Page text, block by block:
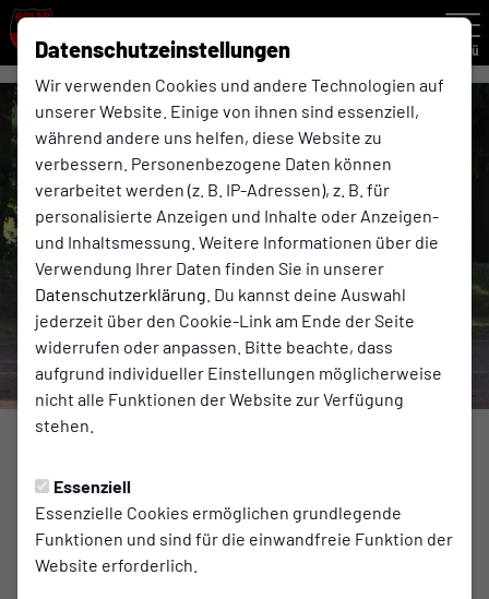
Datenschutzeinstellungen
Wir verwenden Cookies und andere Technologien auf
unserer Website. Einige von ihnen sind essenziell,
während andere uns helfen, diese Website zu
verbessern. Personenbezogene Daten können
verarbeitet werden (z. B. IP-Adressen), z. B. für
personalisierte Anzeigen und Inhalte oder Anzeigen-
und Inhaltsmessung. Weitere Informationen über die
Verwendung Ihrer Daten finden Sie in unserer
Datenschutzerklärung . Du kannst deine Auswahl
jederzeit über den Cookie-Link am Ende der Seite
widerrufen oder anpassen. Bitte beachte, dass
aufgrund individueller Einstellungen möglicherweise
nicht alle Funktionen der Website zur Verfügung
stehen.
Essenziell
Essenzielle Cookies ermöglichen grundlegende
Funktionen und sind für die einwandfreie Funktion der
Website erforderlich.
Menü
Freitag, 07.07.2023 11:58 Uhr
Trainingsauftakt der 1. und 2.
Mannschaft